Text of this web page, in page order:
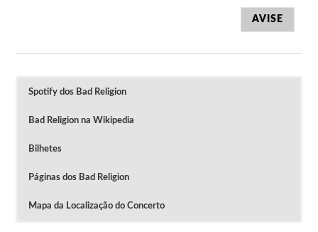
AVISE
Spotify dos Bad Religion
Bad Religion na Wikipedia
Bilhetes
Páginas dos Bad Religion
Mapa da Localização do Concerto